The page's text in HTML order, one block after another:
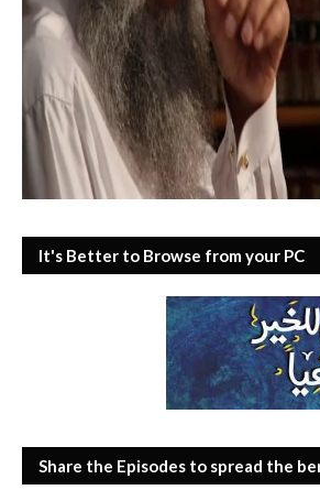
It's Better to Browse from your PC
Share the Episodes to spread the